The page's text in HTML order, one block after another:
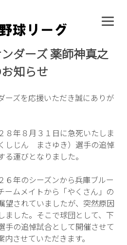
ダーズ 薬師神真之
知らせ
ーズを応援いただき誠にありが
８年８月３１日に急死いたしま
しじん まさゆき）選手の追悼
運びとなりました。
６年のシーズンから兵庫ブルー
ームメイトから「やくさん」の
望されていましたが、突然原因
ました。そこで球団として、下
手の追悼試合として開催させて
させていただきます。